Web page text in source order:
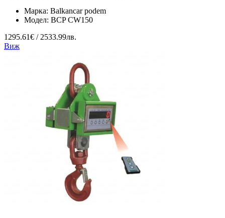
Марка: Balkancar podem
Модел: BCP CW150
1295.61€ / 2533.99лв.
Виж